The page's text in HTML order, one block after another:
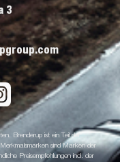
3
Brenderup ist ein Teil der
sind Marken der
Preisempfehlungen incl. der